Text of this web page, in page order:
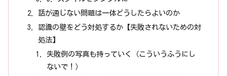
話が通じない問題は一体どうしたらよいのか
認識の壁をどう対処するか【失敗されないための対
処法】
失敗例の写真も持っていく（こういうふうにし
ないで！）